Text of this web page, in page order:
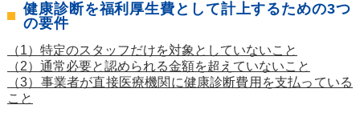
健康診断を福利厚生費として計上するための3つ
の要件
（1）特定のスタッフだけを対象としていないこと
（2）通常必要と認められる金額を超えていないこと
（3）事業者が直接医療機関に健康診断費用を支払っている
こと